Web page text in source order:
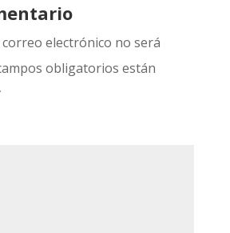
electrónico no será
obligatorios están